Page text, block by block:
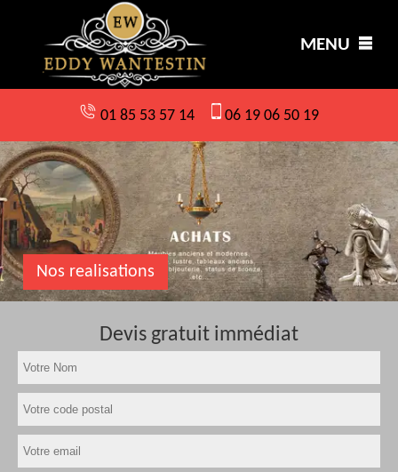
MENU
01 85 53 57 14 06 19 06 50 19
Nos realisations
Devis gratuit immédiat